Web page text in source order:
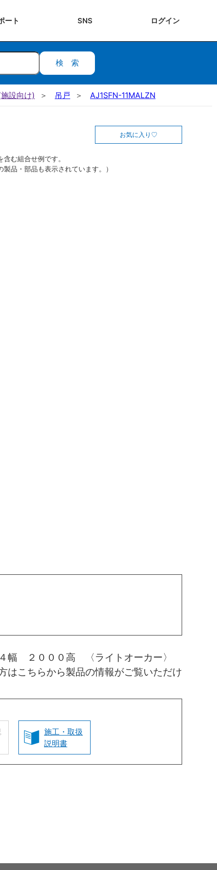
ート SNS ログイン
検索
設向け) 吊戸 AJ1SFN-11MALZN
お気に入り
む組合せ例です。
製品・部品も表示されています。）
幅 ２０００高 〈ライトオーカー〉
こちらから製品の情報がご覧いただけ
施工・取扱
説明書